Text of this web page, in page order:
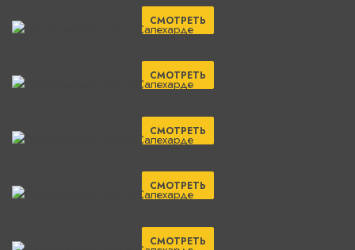
СМОТРЕТЬ
СМОТРЕТЬ
СМОТРЕТЬ
СМОТРЕТЬ
СМОТРЕТЬ